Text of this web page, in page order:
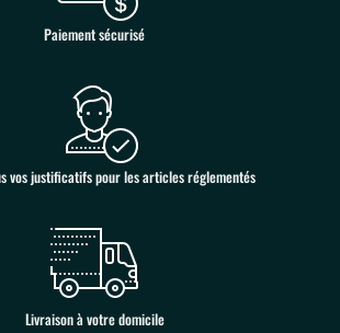
Paiement sécurisé
vos justificatifs pour les articles réglementés
Livraison à votre domicile